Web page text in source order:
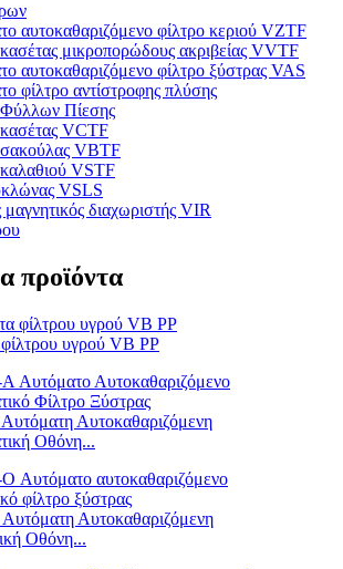
αυτοκαθαριζόμενο φίλτρο κεριού VZTF
μικροπορώδους ακριβείας VVTF
αυτοκαθαριζόμενο φίλτρο ξύστρας VAS
φίλτρο αντίστροφης πλύσης
Πίεσης
VCTF
VBTF
VSTF
VSLS
μαγνητικός διαχωριστής VIR
προϊόντα
υγρού VB PP
Αυτοκαθαριζόμενη
Οθόνη...
Αυτοκαθαριζόμενη
Οθόνη...